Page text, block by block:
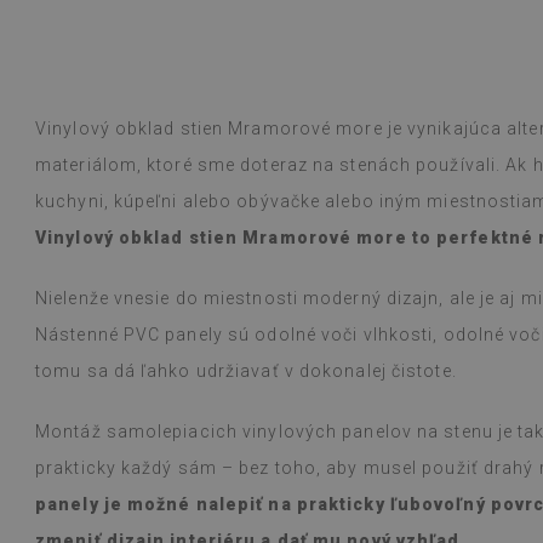
Vinylový obklad stien Mramorové more je vynikajúca
materiálom, ktoré sme doteraz na stenách používali. Ak
kuchyni, kúpeľni alebo obývačke alebo iným
Vinylový obklad stien Mramorové more to perfektné
Nielenže vnesie do miestnosti moderný dizajn, ale je aj
Nástenné PVC panely sú odolné voči vlhkosti, odolné
tomu sa dá ľahko udržiavať v dokonalej čistote.
Montáž samolepiacich vinylových panelov na stenu je
prakticky každý sám – bez toho, aby musel použiť drahý
panely je možné nalepiť na prakticky ľubovoľný
bolo
jednoduchá,
efekt je
ohromený, že
prácu.
varení na
vlhkou
niečo vyleje.
(Preložené